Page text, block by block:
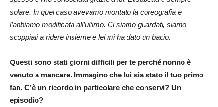
solare. In quel caso avevamo montato la coreografia e
l’abbiamo modificata all’ultimo. Ci siamo guardati, siamo
scoppiati a ridere insieme e lei mi ha dato un bacio.
Questi sono stati giorni difficili per te perché nonno è
venuto a mancare. Immagino che lui sia stato il tuo primo
fan. C’è un ricordo in particolare che conservi? Un
episodio?